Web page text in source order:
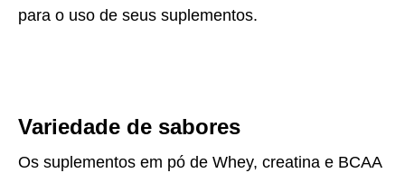
para o uso de seus suplementos.
Variedade de sabores
Os suplementos em pó de Whey, creatina e BCAA